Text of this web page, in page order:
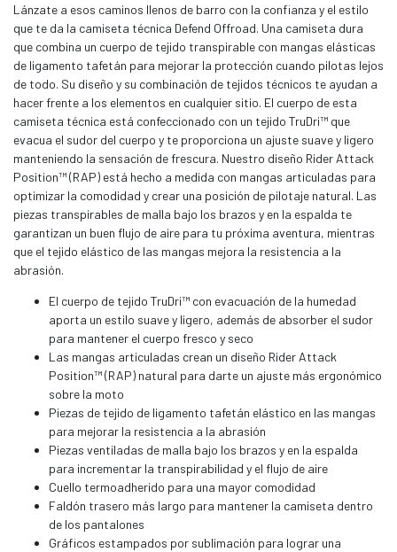
Lánzate a esos caminos llenos de barro con la confianza y el estilo
que te da la camiseta técnica Defend Offroad. Una camiseta dura
que combina un cuerpo de tejido transpirable con mangas elásticas
de ligamento tafetán para mejorar la protección cuando pilotas lejos
de todo. Su diseño y su combinación de tejidos técnicos te ayudan a
hacer frente a los elementos en cualquier sitio. El cuerpo de esta
camiseta técnica está confeccionado con un tejido TruDri™ que
evacua el sudor del cuerpo y te proporciona un ajuste suave y ligero
manteniendo la sensación de frescura. Nuestro diseño Rider Attack
Position™ (RAP) está hecho a medida con mangas articuladas para
optimizar la comodidad y crear una posición de pilotaje natural. Las
piezas transpirables de malla bajo los brazos y en la espalda te
garantizan un buen flujo de aire para tu próxima aventura, mientras
que el tejido elástico de las mangas mejora la resistencia a la
abrasión.
El cuerpo de tejido TruDri™ con evacuación de la humedad
aporta un estilo suave y ligero, además de absorber el sudor
para mantener el cuerpo fresco y seco
Las mangas articuladas crean un diseño Rider Attack
Position™ (RAP) natural para darte un ajuste más ergonómico
sobre la moto
Piezas de tejido de ligamento tafetán elástico en las mangas
para mejorar la resistencia a la abrasión
Piezas ventiladas de malla bajo los brazos y en la espalda
para incrementar la transpirabilidad y el flujo de aire
Cuello termoadherido para una mayor comodidad
Faldón trasero más largo para mantener la camiseta dentro
de los pantalones
Gráficos estampados por sublimación para lograr una